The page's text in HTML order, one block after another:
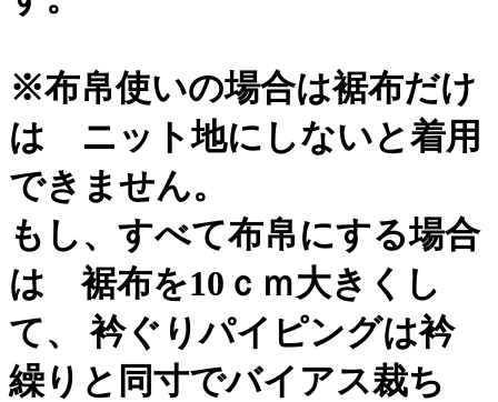
※布帛使いの場合は裾布だけ
は ニット地にしないと着用
できません。
もし、すべて布帛にする場合
は 裾布を10ｃｍ大きくし
て、 衿ぐりパイピングは衿
繰りと同寸でバイアス裁ち